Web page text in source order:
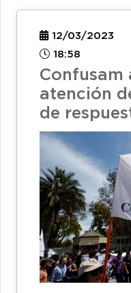
12/03/2023
18:58
Confusam
atención
de